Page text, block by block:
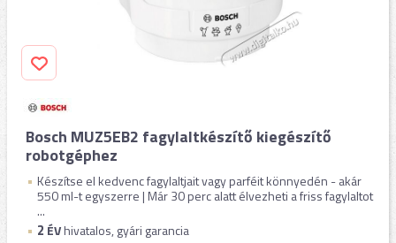
Bosch MUZ5EB2 fagylaltkészítő kiegészítő
robotgéphez
Készítse el kedvenc fagylaltjait vagy parféit könnyedén - akár
550 ml-t egyszerre | Már 30 perc alatt élvezheti a friss fagylaltot
...
2 ÉVhivatalos, gyári garancia